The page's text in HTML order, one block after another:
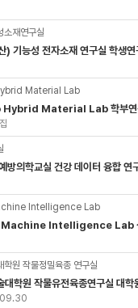
소재연구실
) 기능성 전자소재 연구실 학생연
Material Lab
Material Lab 학부연
방의학교실 건강 데이터 융합 연
Intelligence Lab
Intelligence Lab 석
원 작물정밀육종 연구실
대학원 작물유전육종연구실 대학